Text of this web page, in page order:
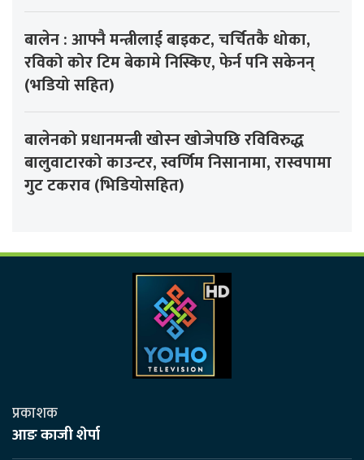
बालेन : आफ्नै मन्त्रीलाई बाइकट, चर्चितकै धोका,
रविको कोर टिम बेकामे निस्किए, फेर्न पनि सकेनन्
(भडियो सहित)
बालेनको प्रधानमन्त्री खोस्न खोजेपछि रविविरुद्ध
बालुवाटारको काउन्टर, स्वर्णिम निसानामा, रास्वपामा
गुट टकराव (भिडियोसहित)
प्रकाशक
आङ काजी शेर्पा